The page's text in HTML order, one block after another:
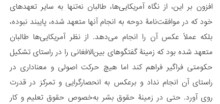
افزون بر این، از نگاه آمریکایی‌ها، طالبان نه‌تنها به سایر تعهدهای
خود که در موافقت‌نامۀ دوحه به انجام آنها متعهد شده‌، پایبند نبوده،
بلکه عملاً عکس آن را انجام می‌دهد. از نظر آمریکایی‌ها طالبان
متعهد شده بود که زمینۀ گفتگوهای بین‌الافغانی را در راستای تشکیل
حکومتی فراگیر فراهم کند اما هیچ حرکت اصولی و معناداری در
راستای آن انجام نداد و برعکس به انحصارگرایی و تمرکز در قدرت
روی آورد. حتی در زمینۀ حقوق بشر به‌خصوص حقوق تعلیم و کار